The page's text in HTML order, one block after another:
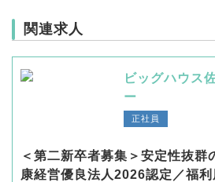
関連求人
ビッグハウス
ー
正社員
＜第二新卒者募集＞安定性抜群
康経営優良法人2026認定／福